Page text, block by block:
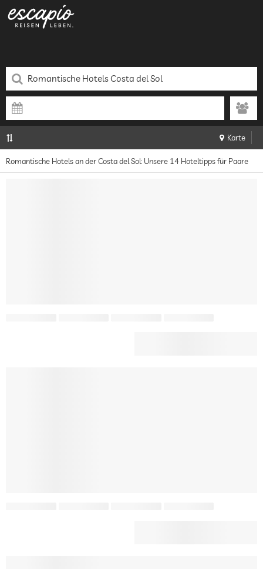
Karte
Romantische Hotels an der Costa del Sol: Unsere 14 Hoteltipps für Paare